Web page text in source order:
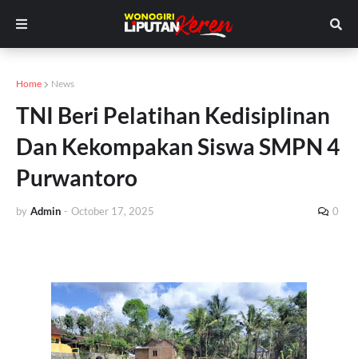
Home News
TNI Beri Pelatihan Kedisiplinan
Dan Kekompakan Siswa SMPN 4
Purwantoro
by Admin - October 17, 2025 0